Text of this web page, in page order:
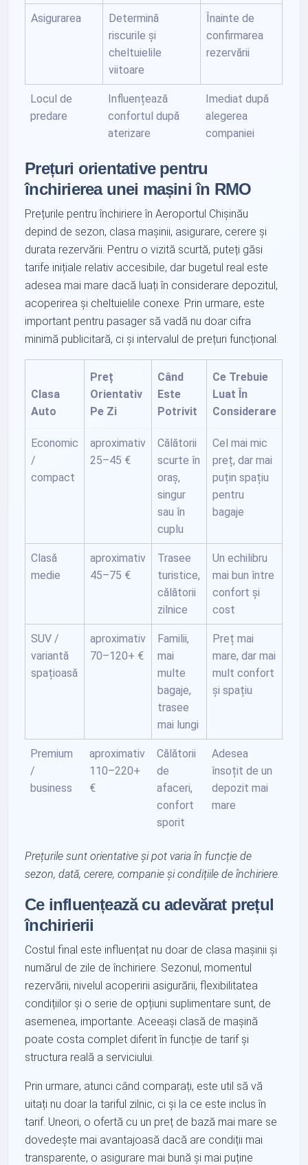
Asigurarea
Determină
riscurile și
cheltuielile
viitoare
Înainte de
confirmarea
rezervării
Locul de
predare
Influențează
confortul după
aterizare
Imediat după
alegerea
companiei
Prețuri orientative pentru
închirierea unei mașini în RMO
Prețurile pentru închiriere în Aeroportul Chișinău
depind de sezon, clasa mașinii, asigurare, cerere și
durata rezervării. Pentru o vizită scurtă, puteți găsi
tarife inițiale relativ accesibile, dar bugetul real este
adesea mai mare dacă luați în considerare depozitul,
acoperirea și cheltuielile conexe. Prin urmare, este
important pentru pasager să vadă nu doar cifra
minimă publicitară, ci și intervalul de prețuri funcțional.
Clasa
Auto
Preț
Orientativ
Pe Zi
Când
Este
Potrivit
Ce Trebuie
Luat În
Considerare
Economic
/
compact
aproximativ
25–45 €
Călătorii
scurte în
oraș,
singur
sau în
cuplu
Cel mai mic
preț, dar mai
puțin spațiu
pentru
bagaje
Clasă
medie
aproximativ
45–75 €
Trasee
turistice,
călătorii
zilnice
Un echilibru
mai bun între
confort și
cost
SUV /
variantă
spațioasă
aproximativ
70–120+ €
Familii,
mai
multe
bagaje,
trasee
mai lungi
Preț mai
mare, dar mai
mult confort
și spațiu
Premium
/
business
aproximativ
110–220+
€
Călătorii
de
afaceri,
confort
sporit
Adesea
însoțit de un
depozit mai
mare
Prețurile sunt orientative și pot varia în funcție de
sezon, dată, cerere, companie și condițiile de închiriere.
Ce influențează cu adevărat prețul
închirierii
Costul final este influențat nu doar de clasa mașinii și
numărul de zile de închiriere. Sezonul, momentul
rezervării, nivelul acoperirii asigurării, flexibilitatea
condițiilor și o serie de opțiuni suplimentare sunt, de
asemenea, importante. Aceeași clasă de mașină
poate costa complet diferit în funcție de tarif și
structura reală a serviciului.
Prin urmare, atunci când comparați, este util să vă
uitați nu doar la tariful zilnic, ci și la ce este inclus în
tarif. Uneori, o ofertă cu un preț de bază mai mare se
dovedește mai avantajoasă dacă are condiții mai
transparente, o asigurare mai bună și mai puține